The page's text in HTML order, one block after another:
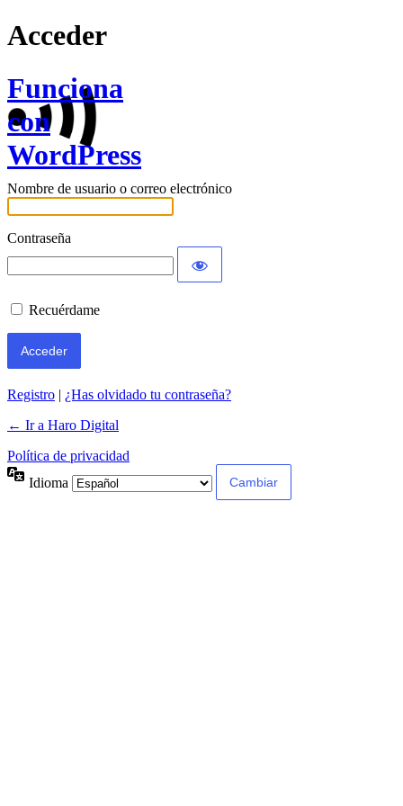
Acceder
Funciona
con
WordPress
Nombre de usuario o correo electrónico
Contraseña
Recuérdame
Registro | ¿Has olvidado tu contraseña?
← Ir a Haro Digital
Política de privacidad
Idioma